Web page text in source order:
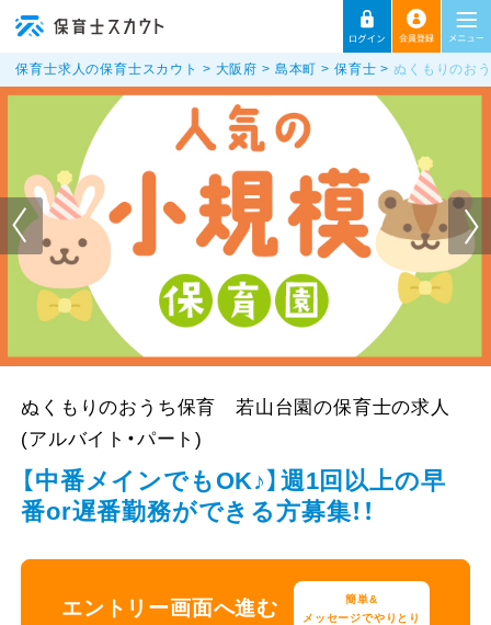
保育士求人の保育士スカウト 大阪府 島本町 保育士 ぬくもりのお
ぬくもりのおうち保育 若山台園の保育士の求人
(アルバイト・パート)
【中番メインでもOK♪】週1回以上の早
番or遅番勤務ができる方募集！！
エントリー画面へ進む
簡単&
メッセージでやりとり